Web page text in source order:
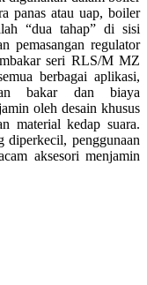
panas atau uap, boiler
“dua tahap” di sisi
pemasangan regulator
seri RLS/M MZ
berbagai aplikasi,
bakar dan biaya
oleh desain khusus
material kedap suara.
diperkecil, penggunaan
aksesori menjamin